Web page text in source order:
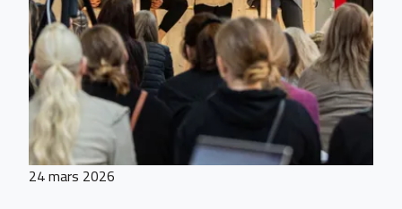
24 mars 2026